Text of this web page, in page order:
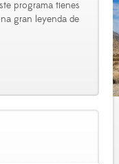
programa tienes
gran leyenda de